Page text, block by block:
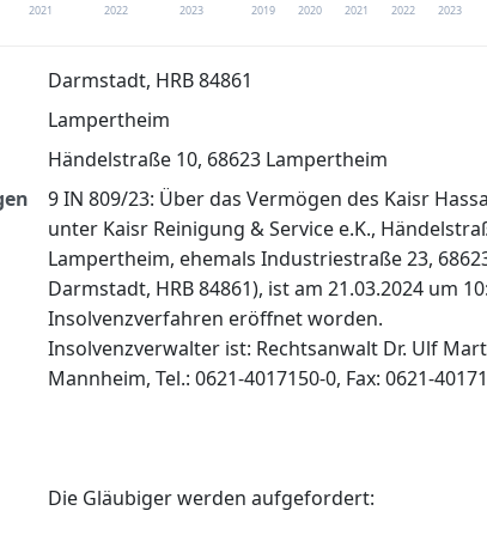
2021 2022 2023 2019 2020 2021 2022 2023
nach kostenloser Registrierung verfügbar
Jetzt kostenlos registrieren
Darmstadt, HRB 84861
Lampertheim
Händelstraße 10, 68623 Lampertheim
9 IN 809/23: Über das Vermögen des Kaisr
unter Kaisr Reinigung & Service e.K.,
Lampertheim, ehemals Industriestraße 23,
Darmstadt, HRB 84861), ist am 21.03.2024 um
Insolvenzverfahren eröffnet worden.
Insolvenzverwalter ist: Rechtsanwalt Dr. Ulf
Mannheim, Tel.: 0621-4017150-0, Fax: 0621-
Die Gläubiger werden aufgefordert: